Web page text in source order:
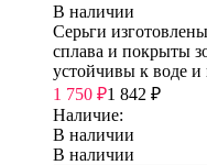
В наличии
Серьги
сплава и покрыты
устойчивы к воде
1 750 ₽1 842 ₽
Наличие:
В наличии
В наличии